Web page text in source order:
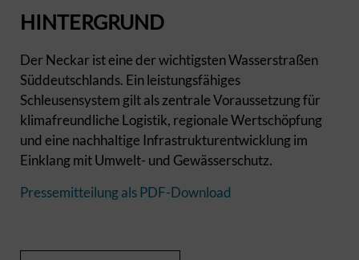
HINTERGRUND
Der Neckar ist eine der wichtigsten Wasserstraßen
Süddeutschlands. Ein leistungsfähiges
Schleusensystem gilt als zentrale Voraussetzung für
klimafreundliche Logistik, regionale Wertschöpfung
und eine nachhaltige Infrastrukturentwicklung im
Einklang mit Umwelt- und Gewässerschutz.
Pressemitteilung als PDF-Download